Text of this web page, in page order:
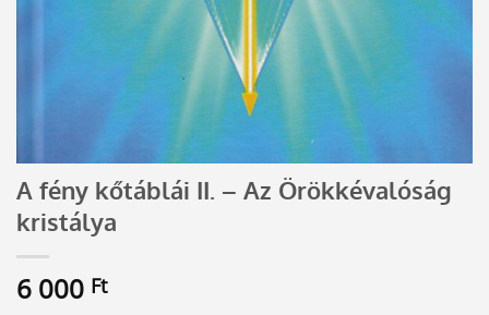
A fény kőtáblái II. – Az Örökkévalóság
kristálya
6 000 Ft